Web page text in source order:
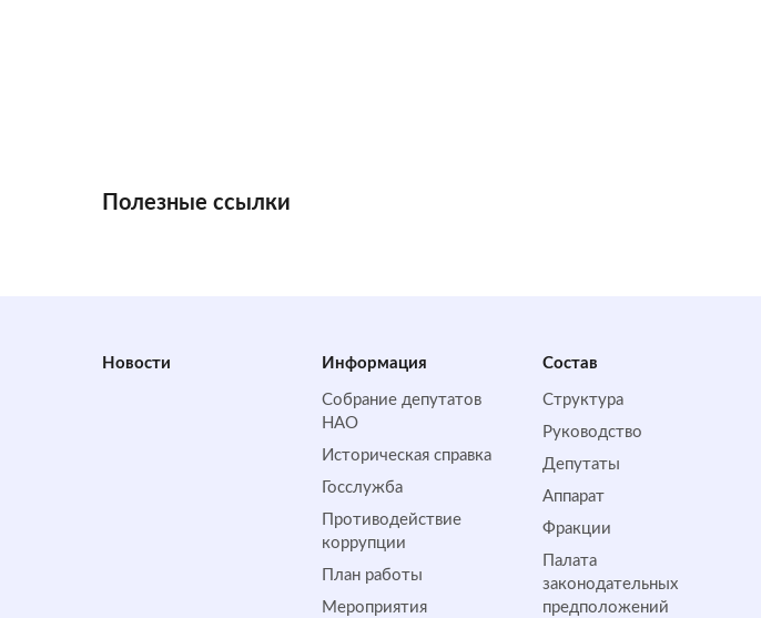
Полезные ссылки
Новости Информация
Собрание депутатов
НАО
Историческая справка
Госслужба
Противодействие
коррупции
План работы
Мероприятия
Состав
Структура
Руководство
Депутаты
Аппарат
Фракции
Палата
законодательных
предположений